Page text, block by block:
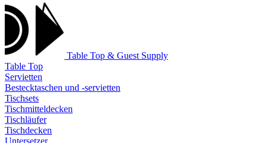
Table Top & Guest Supply
Table Top
Servietten
Bestecktaschen und -servietten
Tischsets
Tischmitteldecken
Tischläufer
Tischdecken